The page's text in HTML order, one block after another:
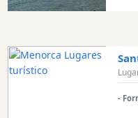
Parque
Restaurante
Excursion
en
-